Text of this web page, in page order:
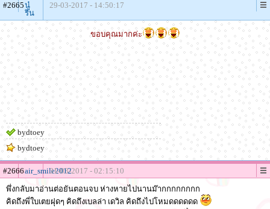
#2665นู๋
ริน
29-03-2017 - 14:50:17
ขอบคุณมากค่ะ
bydtoey
bydtoey
#2666air_smile201231-03-2017 - 02:15:10
พึ่งกลับมาอ่านต่อยันตอนจบ ห่างหายไปนานม๊ากกกกกกกก
คิดถึงพี่ใบเตยฝุดๆ คิดถึงเบลล่า เดวิล คิดถึงไปโหมดดดดดด